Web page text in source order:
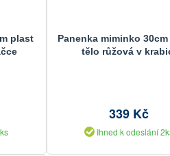
plast
Panenka miminko
tělo růžová v
339 Kč
Ihned k odeslání